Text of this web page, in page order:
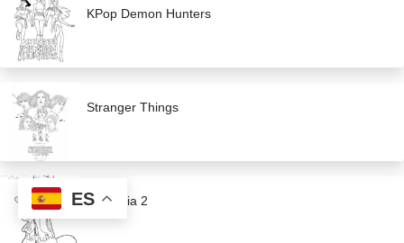
KPop Demon Hunters
Stranger Things
Zootopia 2
ES